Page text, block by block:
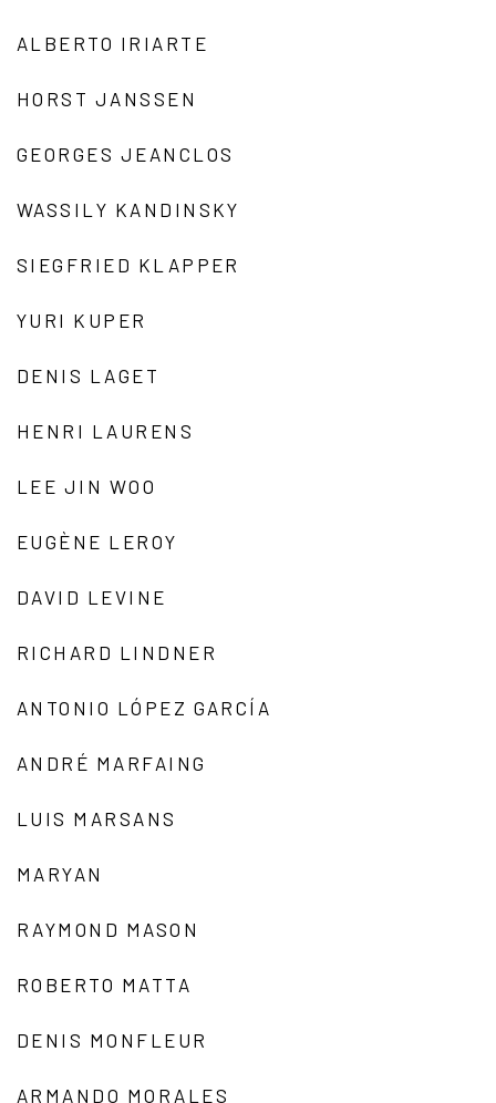
ALBERTO IRIARTE
HORST JANSSEN
GEORGES JEANCLOS
WASSILY KANDINSKY
SIEGFRIED KLAPPER
YURI KUPER
DENIS LAGET
HENRI LAURENS
LEE JIN WOO
EUGÈNE LEROY
DAVID LEVINE
RICHARD LINDNER
ANTONIO LÓPEZ GARCÍA
ANDRÉ MARFAING
LUIS MARSANS
MARYAN
RAYMOND MASON
ROBERTO MATTA
DENIS MONFLEUR
ARMANDO MORALES